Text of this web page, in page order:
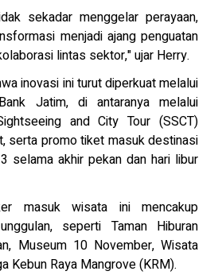
sekadar menggelar perayaan,
menjadi ajang penguatan
lintas sektor," ujar Herry.
inovasi ini turut diperkuat melalui
Jatim, di antaranya melalui
and City Tour (SSCT)
serta promo tiket masuk destinasi
selama akhir pekan dan hari libur
masuk wisata ini mencakup
seperti Taman Hiburan
Museum 10 November, Wisata
Kebun Raya Mangrove (KRM).